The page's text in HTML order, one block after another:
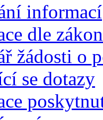
informací
dle
žádosti o
se dotazy